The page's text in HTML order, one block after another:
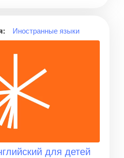
Иностранные языки
для детей